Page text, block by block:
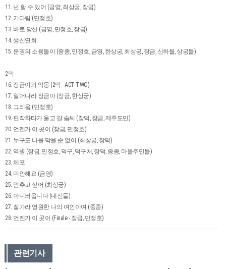
11. 넌 할 수 있어 (금영, 최상궁, 장금)
12. 기다림 (민정호)
13. 바로 당신 (금영, 민정호, 장금)
14. 생신연회
15. 운명의 소용돌이 (중종, 민정호, 금영, 한상궁, 최상궁, 장금, 신하들, 상궁들)
2막
16. 장금이의 악몽 (2막 - ACT TWO)
17. 일어나라 장금아 (장금, 한상궁)
18. 그리움 (민정호)
19. 편작화타가 울고 갈 솜씨 (장덕, 장금, 제주도민)
20. 언젠가 이 곳이 (장금, 민정호)
21. 누구도 나를 막을 순 없어 (최상궁, 장덕)
22. 역병 (장금, 민정호, 덕구, 덕구처, 장덕, 중종, 마을주민들)
23. 체포
24. 미안해요 (금영)
25. 멈추고 싶어 (최상궁)
26. 아니되옵니다 (대신들)
27. 잘가라 영원한 나의 여인이여 (중종)
28. 언젠가 이 곳이 (Finale - 장금, 민정호)
관련기사